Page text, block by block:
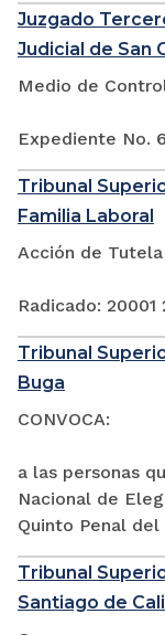
Juzgado
Judicial de San
Medio de
Expediente No.
Tribunal
Familia Laboral
Acción de Tutela
Radicado: 20001
Tribunal
Buga
CONVOCA:
a las personas
Nacional de
Quinto Penal
Tribunal
Santiago de